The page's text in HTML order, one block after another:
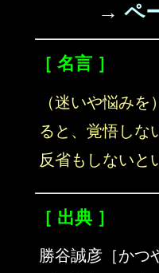
→ ペ
［ 名言 ］
（迷いや悩み
ると、覚悟しな
反省もしないと
［ 出典 ］
勝谷誠彦［かつ